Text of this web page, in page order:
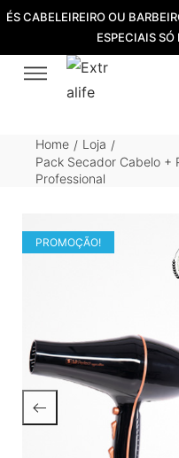
ÉS CABELEIREIRO OU
ESPECIAIS SÓ
Home / Loja /
Pack Secador Cabelo +
Professional
PROMOÇÃO!